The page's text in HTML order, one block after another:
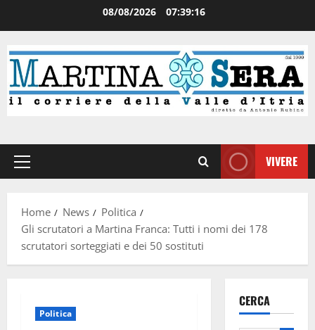
08/08/2026 07:39:17
VIVERE
Home News
Politica
Gli scrutatori a Martina Franca: Tutti i nomi dei 178
scrutatori sorteggiati e dei 50 sostituti
Politica
CERCA